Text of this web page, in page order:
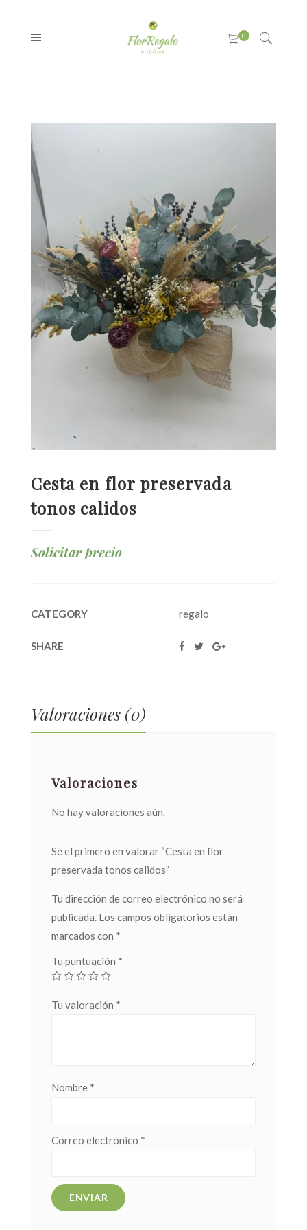
Cesta en flor preservada
tonos calidos
Solicitar precio
CATEGORY regalo
SHARE
Valoraciones (0)
Valoraciones
No hay valoraciones aún.
Sé el primero en valorar “Cesta en flor
preservada tonos calidos”
Tu dirección de correo electrónico no será
publicada. Los campos obligatorios están
marcados con *
Tu puntuación *
Tu valoración *
Nombre *
Correo electrónico *